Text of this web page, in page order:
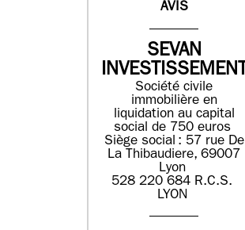
AVIS
SEVAN
INVESTISSEMENT
Société civile
immobilière en
liquidation ​au capital
social de 750 euros​
Siège social : ​57 rue De
La Thibaudiere, 69007
Lyon​
​​528 220 684​ R.C.S. ​
LYON​